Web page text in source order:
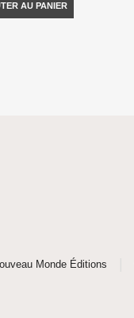
AU PANIER
Monde Éditions